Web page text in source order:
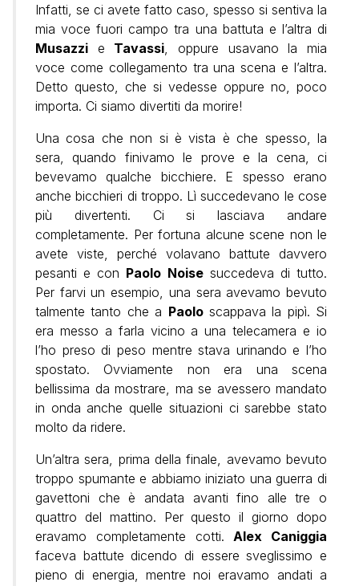
Infatti, se ci avete fatto caso, spesso si sentiva la
mia voce fuori campo tra una battuta e l’altra di
Musazzi e Tavassi, oppure usavano la mia
voce come collegamento tra una scena e l’altra.
Detto questo, che si vedesse oppure no, poco
importa. Ci siamo divertiti da morire!
Una cosa che non si è vista è che spesso, la
sera, quando finivamo le prove e la cena, ci
bevevamo qualche bicchiere. E spesso erano
anche bicchieri di troppo. Lì succedevano le cose
più divertenti. Ci si lasciava andare
completamente. Per fortuna alcune scene non le
avete viste, perché volavano battute davvero
pesanti e con Paolo Noisesuccedeva di tutto.
Per farvi un esempio, una sera avevamo bevuto
talmente tanto che a Paoloscappava la pipì. Si
era messo a farla vicino a una telecamera e io
l’ho preso di peso mentre stava urinando e l’ho
spostato. Ovviamente non era una scena
bellissima da mostrare, ma se avessero mandato
in onda anche quelle situazioni ci sarebbe stato
molto da ridere.
Un’altra sera, prima della finale, avevamo bevuto
troppo spumante e abbiamo iniziato una guerra di
gavettoni che è andata avanti fino alle tre o
quattro del mattino. Per questo il giorno dopo
eravamo completamente cotti.Alex Caniggia
faceva battute dicendo di essere sveglissimo e
pieno di energia, mentre noi eravamo andati a